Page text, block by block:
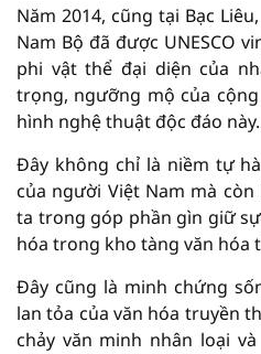
Năm 2014, cũng tại Bạc
Nam Bộ đã được UNESCO
phi vật thể đại diện của
trọng, ngưỡng mộ của
hình nghệ thuật độc đáo này.
Đây không chỉ là niềm tự
của người Việt Nam mà
ta trong góp phần gìn giữ
hóa trong kho tàng văn hóa
Đây cũng là minh chứng
lan tỏa của văn hóa truyền
chảy văn minh nhân loại